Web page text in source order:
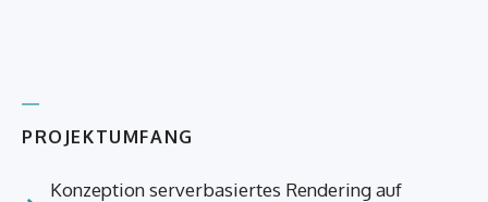
PROJEKTUMFANG
Konzeption serverbasiertes Rendering auf